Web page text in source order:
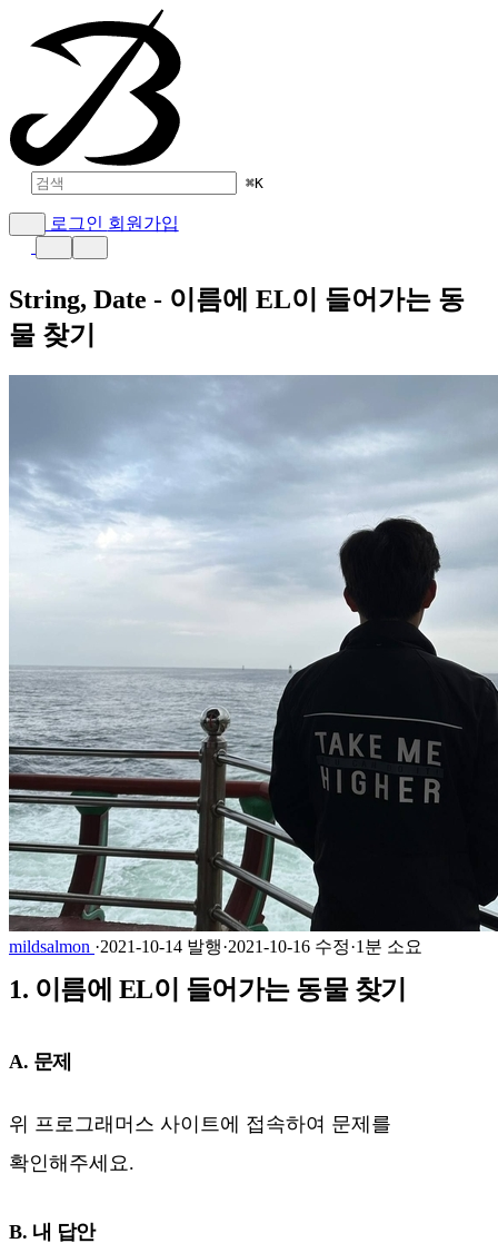
⌘K
로그인 회원가입
String, Date - 이름에 EL이 들어가는 동
물 찾기
mildsalmon ·2021-10-14 발행·2021-10-16 수정·1분 소요
1. 이름에 EL이 들어가는 동물 찾기
A. 문제
위 프로그래머스 사이트에 접속하여 문제를
확인해주세요.
B. 내 답안